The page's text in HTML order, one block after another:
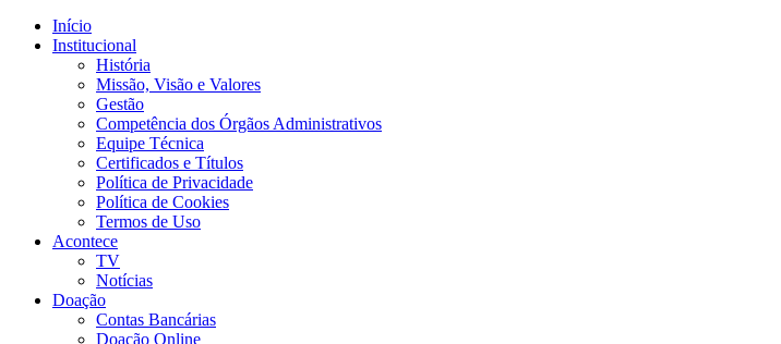
Início
Institucional
História
Missão, Visão e Valores
Gestão
Competência dos Órgãos Administrativos
Equipe Técnica
Certificados e Títulos
Política de Privacidade
Política de Cookies
Termos de Uso
Acontece
TV
Notícias
Doação
Contas Bancárias
Doação Online